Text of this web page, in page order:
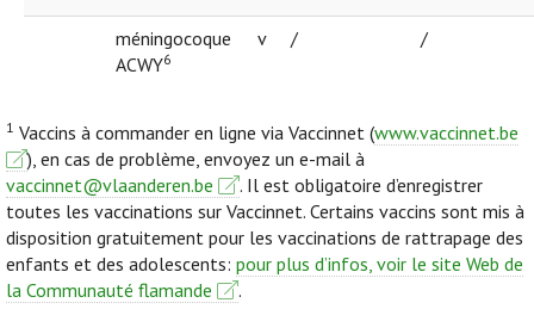
méningocoque
ACWY6
v / /
1 Vaccins à commander en ligne via Vaccinnet (www.vaccinnet.be
), en cas de problème, envoyez un e-mail à
vaccinnet@vlaanderen.be
. Il est obligatoire d’enregistrer
toutes les vaccinations sur Vaccinnet. Certains vaccins sont mis à
disposition gratuitement pour les vaccinations de rattrapage des
enfants et des adolescents: pour plus d’infos, voir le site Web de
la Communauté flamande
.